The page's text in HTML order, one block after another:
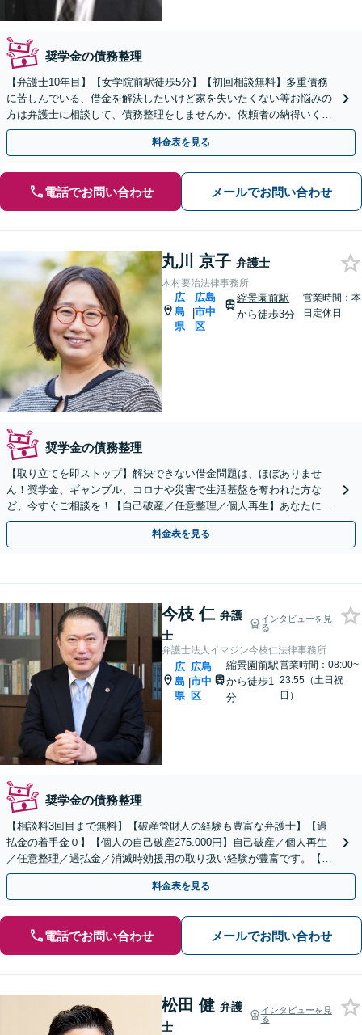
奨学金の債務整理
【弁護士10年目】【女学院前駅徒歩5分】【初回相談無料】多重債務
に苦しんでいる、借金を解決したいけど家を失いたくない等お悩みの
方は弁護士に相談して、債務整理をしませんか。依頼者の納得いく解
決をします【夜間土日祝対応可能】【Zoom面談可能】
料金表を見る
電話でお問い合わせ メールでお問い合わせ
丸川 京子 弁護士
木村要治法律事務所
広
島
県
|
広島
市中
区
縮景園前駅
から徒歩3分
営業時間：本
日定休日
奨学金の債務整理
【取り立てを即ストップ】解決できない借金問題は、ほぼありませ
ん！奨学金、ギャンブル、コロナや災害で生活基盤を奪われた方な
ど、今すぐご相談を！【自己破産／任意整理／個人再生】あなたにあ
った債務整理をご提案。無料の初回面談でご説明できます。
料金表を見る
今枝 仁 弁護
士
インタビューを見
る
弁護士法人イマジン今枝仁法律事務所
広
島
県
|
広島
市中
区
縮景園前駅
から徒歩1
分
営業時間：08:00~
23:55（土日祝
日）
奨学金の債務整理
【相談料3回目まで無料】【破産管財人の経験も豊富な弁護士】【過
払金の着手金０】【個人の自己破産275.000円】自己破産／個人再生
／任意整理／過払金／消滅時効援用の取り扱い経験が豊富です。【弁
護士歴20年以上】
料金表を見る
電話でお問い合わせ メールでお問い合わせ
松田 健 弁護
士
インタビューを見
る